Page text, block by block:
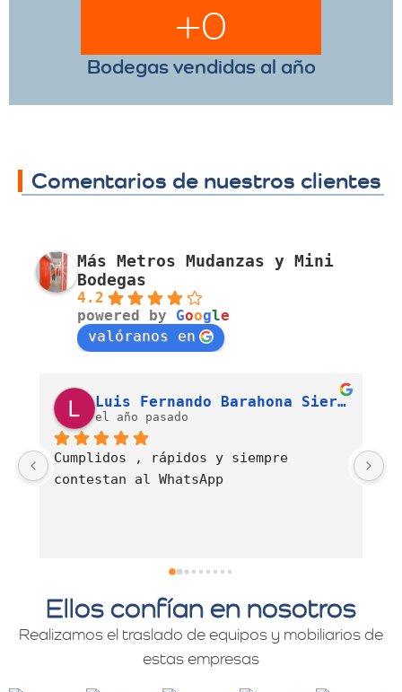
Bodegas vendidas al año
+0
Comentarios de nuestros clientes
Más Metros Mudanzas y Mini
Bodegas
4.2
powered by Google
valóranos en
J. Alexandra Cortés H.
el año pasado
Es una empresa muy comprometida con
el servicio de mudanzas con calidad
Ellos confían en nosotros
Realizamos el traslado de equipos y mobiliarios de
estas empresas